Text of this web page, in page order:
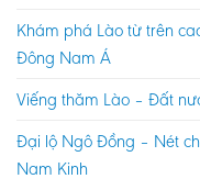
Khám phá Lào từ trên
Đông Nam Á
Viếng thăm Lào – Đất
Đại lộ Ngô Đồng – Nét
Nam Kinh